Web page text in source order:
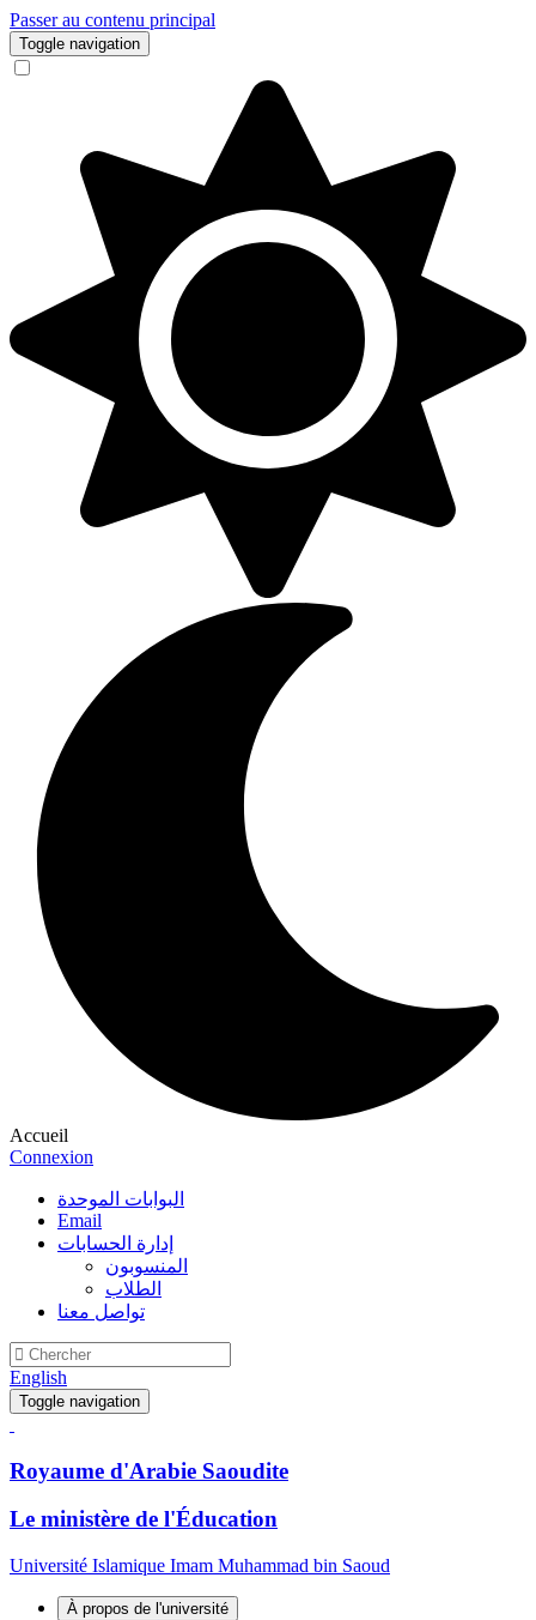
Passer au contenu principal
Toggle navigation
Accueil
Connexion
البوابات الموحدة
Email
إدارة الحسابات
المنسوبون
الطلاب
تواصل معنا
English
Toggle navigation
Royaume d'Arabie Saoudite
Le ministère de l'Éducation
Université Islamique Imam Muhammad bin Saoud
À propos de l'université